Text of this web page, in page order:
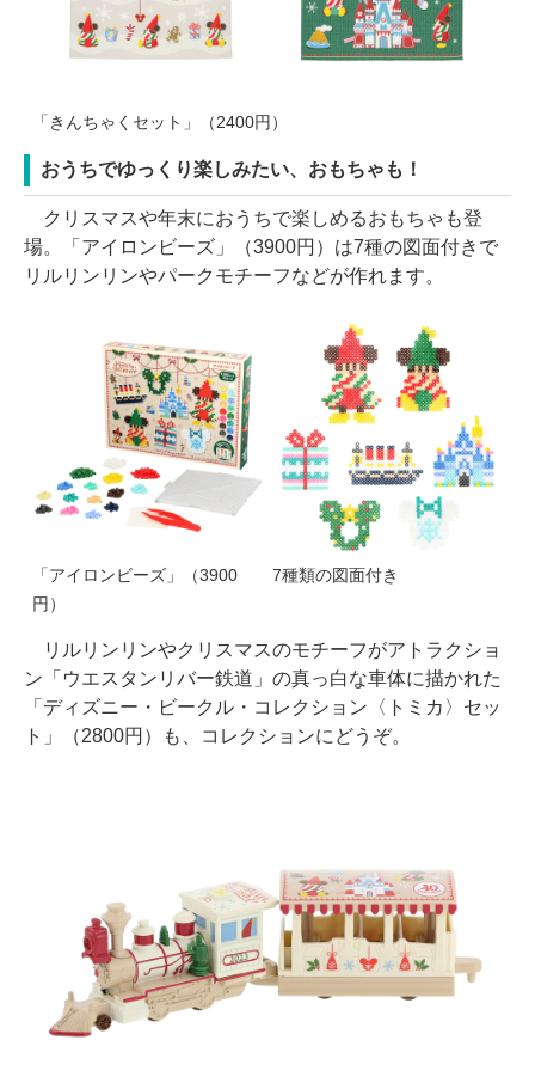
「きんちゃくセット」（2400円）
おうちでゆっくり楽しみたい、おもちゃも！
クリスマスや年末におうちで楽しめるおもちゃも登
場。「アイロンビーズ」（3900円）は7種の図面付きで
リルリンリンやパークモチーフなどが作れます。
「アイロンビーズ」（3900
円）
7種類の図面付き
リルリンリンやクリスマスのモチーフがアトラクショ
ン「ウエスタンリバー鉄道」の真っ白な車体に描かれた
「ディズニー・ビークル・コレクション〈トミカ〉セッ
ト」（2800円）も、コレクションにどうぞ。